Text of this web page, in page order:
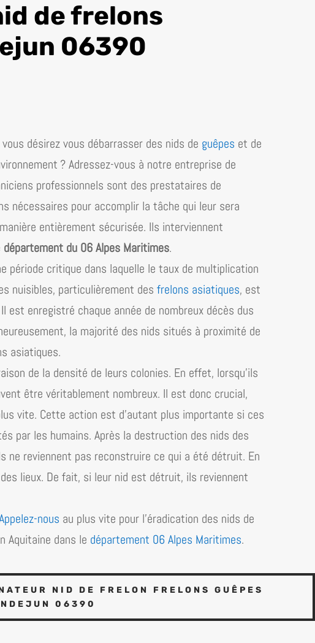
de frelons
06390
désirez vous débarrasser des nids de guêpes et de
? Adressez-vous à notre entreprise de
professionnels sont des prestataires de
nécessaires pour accomplir la tâche qui leur sera
entièrement sécurisée. Ils interviennent
département du 06 Alpes Maritimes.
période critique dans laquelle le taux de multiplication
nuisibles, particulièrement des frelons asiatiques, est
est enregistré chaque année de nombreux décès dus
la majorité des nids situés à proximité de
asiatiques.
de la densité de leurs colonies. En effet, lorsqu’ils
être véritablement nombreux. Il est donc crucial,
vite. Cette action est d’autant plus importante si ces
par les humains. Après la destruction des nids des
ne reviennent pas reconstruire ce qui a été détruit. En
lieux. De fait, si leur nid est détruit, ils reviennent
nous au plus vite pour l’éradication des nids de
Aquitaine dans le département 06 Alpes Maritimes.
NID DE FRELON FRELONS GUÊPES
06390